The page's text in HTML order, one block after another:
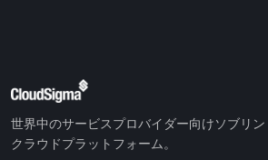
世界中のサービスプロバイダー向けソブリン
クラウドプラットフォーム。